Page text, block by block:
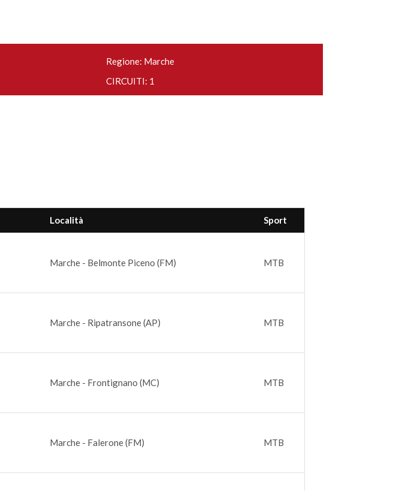
Regione: Marche
CIRCUITI: 1
Località Sport
Marche - Belmonte Piceno (FM) MTB
Marche - Ripatransone (AP) MTB
Marche - Frontignano (MC) MTB
Marche - Falerone (FM) MTB